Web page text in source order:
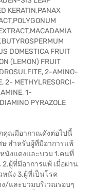
KERATIN,PANAX
DOMESTICA FRUIT
(LEMON) FRUIT
2-AMINO-
2- METHYLRESORCI-
1-
PYRAZOLE
คุณมีอากาณดังต่อไปนี้
สำหรับผู้ที่มีอาการแพ้
นังแดงและบวม 1.คนที่
ผู้ที่มีอาการแพ้ เมื่อผ่าน
นัง 3.ผู้ที่เป็นโรค
/และบวมบริเวณรอบๆ